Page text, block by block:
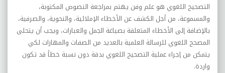
التصحيح اللغوي هو علم وفن يهتم بمراجعة النصوص المكتوبة،
والمسموعة، من أجل الكشف عن الأخطاء الإملائية، والنحوية، والصرفية،
بالإضافة إلى الأخطاء المتعلقة بصياغة الجمل والعبارات، ويجب أن يتحلى
المصحح اللغوي للرسالة العلمية بالعديد من الصفات والمهارات لكي
يتمكن من إجراء عملية التصحيح اللغوي بدقة دون نسبة خطأ قد تكون
واردة.